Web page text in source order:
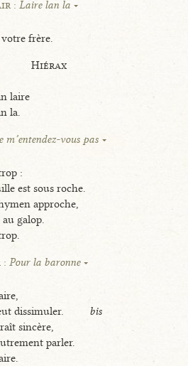
:Laire lan la
frère.
Hiérax
laire
la.
m’entendez-vous pas
:
est sous roche.
approche,
galop.
:Pour la baronne
dissimuler.
bis
sincère,
parler.